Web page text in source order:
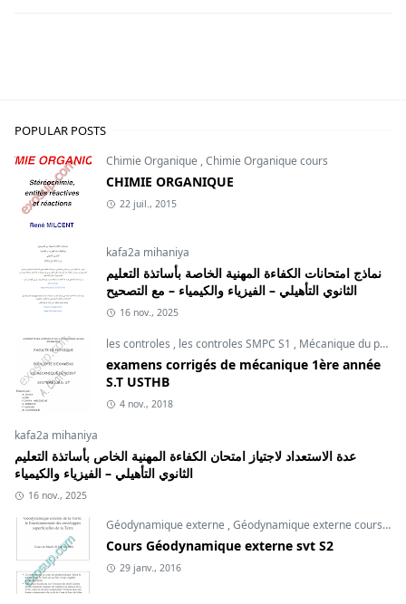
POPULAR POSTS
Chimie Organique ,Chimie Organique cours
CHIMIE ORGANIQUE
22 juil., 2015
kafa2a mihaniya
نماذج امتحانات الكفاءة المهنية الخاصة بأساتذة التعليم
الثانوي التأهيلي – الفيزياء والكيمياء – مع التصحيح
16 nov., 2025
les controles , les controles SMPC S1 , Mécanique du point
examens corrigés de mécanique 1ère année
S.T USTHB
4 nov., 2018
kafa2a mihaniya
عدة الاستعداد لاجتياز امتحان الكفاءة المهنية الخاص بأساتذة التعليم
الثانوي التأهيلي – الفيزياء والكيمياء
16 nov., 2025
Géodynamique externe ,Géodynamique externe cours ,
Cours Géodynamique externe svt S2
29 janv., 2016